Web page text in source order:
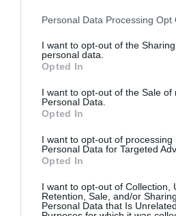
Please note that this website/app
not limited to your visit or usage
grant or deny consent to Google
use your data for below specified
consent section.
Personal Data Processing Opt
I want to opt-out of the
personal data.
Opted In
I want to opt-out of the Sale of
Personal Data.
Opted In
I want to opt-out of processing
Personal Data for Targeted
Opted In
I want to opt-out of Collection,
Retention, Sale, and/or
Personal Data that Is
46χρονος που βρέθηκε
αυτοκίνητό του – Βεντέτα
«σκότωσε» και τα αδέρφια
Ήταν ανιψιός διαβόητου
20.05.2023 - 10:50